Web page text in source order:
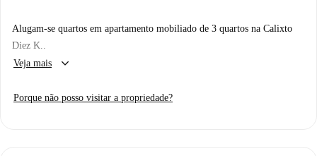
Alugam-se quartos em apartamento mobiliado de 3 quartos na Calixto
Diez K..
Veja mais
keyboard_arrow_down
Porque não posso visitar a propriedade?